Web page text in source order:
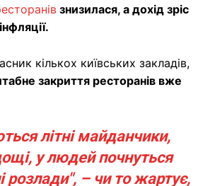
знизилася, а дохід зріс
кількох київських закладів,
закриття ресторанів вже
літні майданчики,
у людей почнуться
розлади", – чи то жартує,